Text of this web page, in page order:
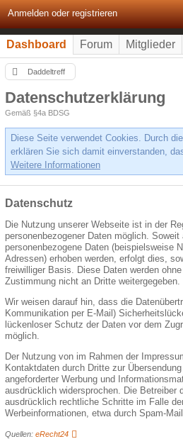
Anmelden oder registrieren
Dashboard Forum Mitglieder
Daddeltreff
Datenschutzerklärung
Gemäß §4a BDSG
Diese Seite verwendet Cookies. Durch
erklären Sie sich damit einverstanden,
Weitere Informationen
Datenschutz
Die Nutzung unserer Webseite ist in der
personenbezogener Daten möglich.
personenbezogene Daten (beispielsweise
Adressen) erhoben werden, erfolgt dies,
freiwilliger Basis. Diese Daten werden
Zustimmung nicht an Dritte weitergegeben.
Wir weisen darauf hin, dass die
Kommunikation per E-Mail)
lückenloser Schutz der Daten vor dem
möglich.
Der Nutzung von im Rahmen der
Kontaktdaten durch Dritte zur
angeforderter Werbung und
ausdrücklich widersprochen. Die Betreiber
ausdrücklich rechtliche Schritte im Falle
Werbeinformationen, etwa durch Spam-
Quellen: eRecht24